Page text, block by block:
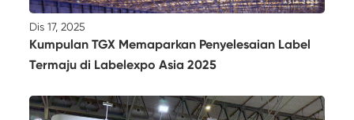
Dis 17, 2025
Kumpulan TGX Memaparkan Penyelesaian Label
Termaju di Labelexpo Asia 2025